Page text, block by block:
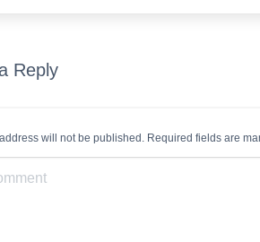
Reply
will not be published. Required fields are